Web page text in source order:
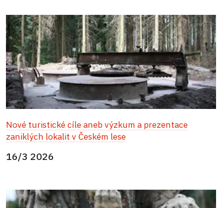
Nové turistické cíle aneb výzkum a prezentace
zaniklých lokalit v Českém lese
16/3 2026